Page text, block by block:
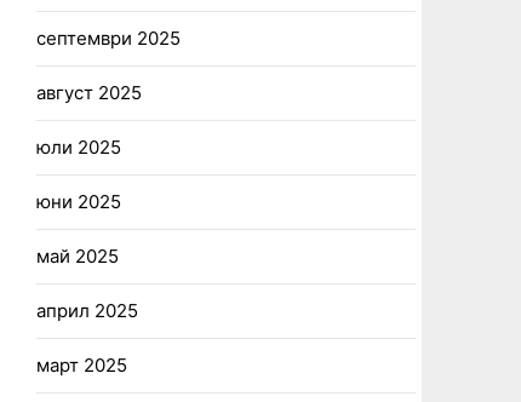
септември 2025
август 2025
юли 2025
юни 2025
май 2025
април 2025
март 2025